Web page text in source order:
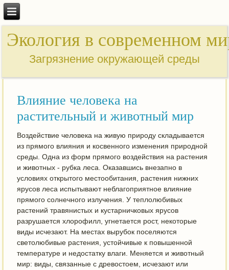
Экология в современном
Загрязнение окружающей среды
Влияние человека на
растительный и животный мир
Воздействие человека на живую природу складывается
из прямого влияния и косвенного изменения природной
среды. Одна из форм прямого воздействия на растения
и животных - рубка леса. Оказавшись внезапно в
условиях открытого местообитания, растения нижних
ярусов леса испытывают неблагоприятное влияние
прямого солнечного излучения. У теплолюбивых
растений травянистых и кустарничковых ярусов
разрушается хлорофилл, угнетается рост, некоторые
виды исчезают. На местах вырубок поселяются
светолюбивые растения, устойчивые к повышенной
температуре и недостатку влаги. Меняется и животный
мир: виды, связанные с древостоем, исчезают или